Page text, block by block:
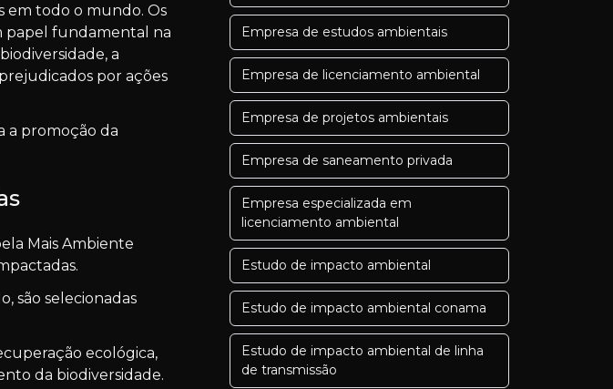
em todo o mundo. Os
papel fundamental na
a
por ações
a promoção da
Mais Ambiente
são selecionadas
ecológica,
da biodiversidade.
Empresa de estudos ambientais
Empresa de licenciamento ambiental
Empresa de projetos ambientais
Empresa de saneamento privada
Empresa especializada em
licenciamento ambiental
Estudo de impacto ambiental
Estudo de impacto ambiental conama
Estudo de impacto ambiental de linha
de transmissão